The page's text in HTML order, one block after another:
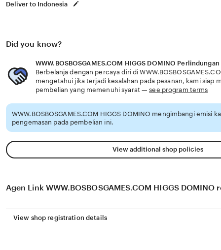
Deliver to Indonesia
Did you know?
WWW.BOSBOSGAMES.COM HIGGS DOMINO
Berbelanja dengan percaya diri di
mengetahui jika terjadi kesalahan pada pesanan, kami siap
pembelian yang memenuhi syarat —see program terms
WWW.BOSBOSGAMES.COM HIGGS DOMINO mengimbangi emisi
pengemasan pada pembelian ini.
View additional shop policies
Agen Link WWW.BOSBOSGAMES.COM HIGGS DOMINO
View shop registration details